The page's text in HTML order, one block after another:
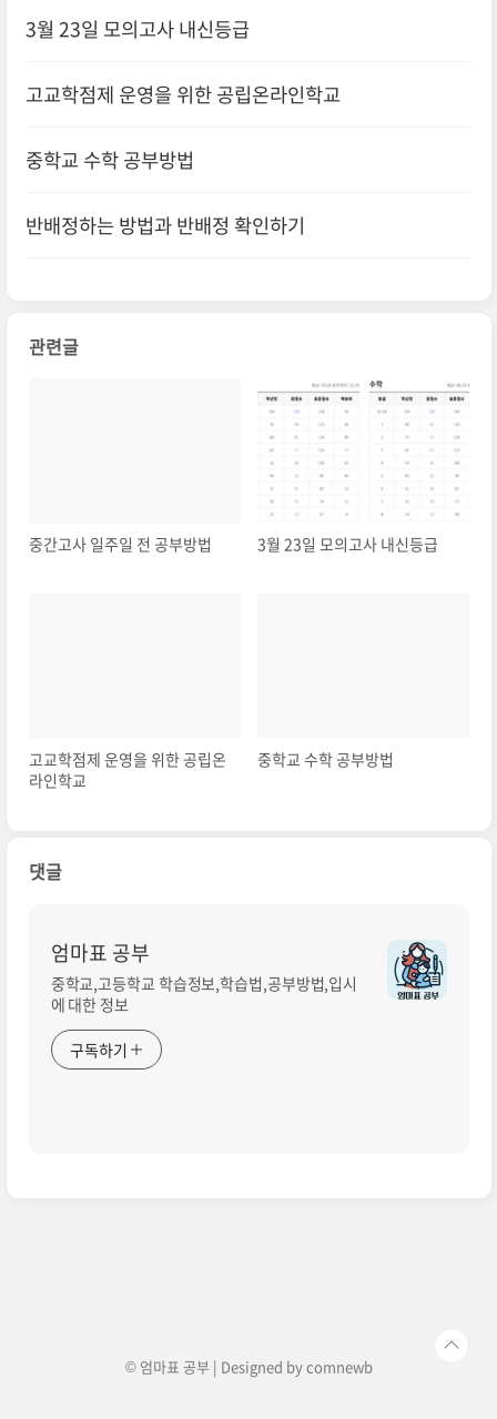
3월 23일 모의고사 내신등급
고교학점제 운영을 위한 공립온라인학교
중학교 수학 공부방법
반배정하는 방법과 반배정 확인하기
관련글
중간고사 일주일 전 공부방법 3월 23일 모의고사 내신등급
고교학점제 운영을 위한 공립온
라인학교
중학교 수학 공부방법
댓글
엄마표 공부
중학교,고등학교 학습정보,학습법,공부방법,입시
에 대한 정보
구독하기
© 엄마표 공부 | Designed bycomnewb